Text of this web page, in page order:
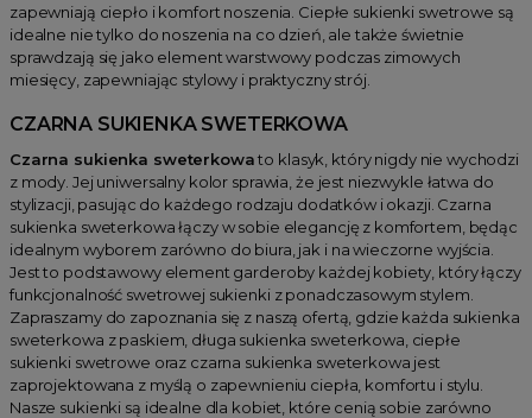
zapewniają ciepło i komfort noszenia. Ciepłe sukienki swetrowe są
idealne nie tylko do noszenia na co dzień, ale także świetnie
sprawdzają się jako element warstwowy podczas zimowych
miesięcy, zapewniając stylowy i praktyczny strój.
CZARNA SUKIENKA SWETERKOWA
Czarna sukienka sweterkowato klasyk, który nigdy nie wychodzi
z mody. Jej uniwersalny kolor sprawia, że jest niezwykle łatwa do
stylizacji, pasując do każdego rodzaju dodatków i okazji. Czarna
sukienka sweterkowa łączy w sobie elegancję z komfortem, będąc
idealnym wyborem zarówno do biura, jak i na wieczorne wyjścia.
Jest to podstawowy element garderoby każdej kobiety, który łączy
funkcjonalność swetrowej sukienki z ponadczasowym stylem.
Zapraszamy do zapoznania się z naszą ofertą, gdzie każda sukienka
sweterkowa z paskiem, długa sukienka sweterkowa, ciepłe
sukienki swetrowe oraz czarna sukienka sweterkowa jest
zaprojektowana z myślą o zapewnieniu ciepła, komfortu i stylu.
Nasze sukienki są idealne dla kobiet, które cenią sobie zarówno